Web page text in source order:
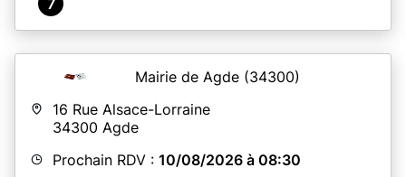
Mairie de Agde (34300)
16 Rue Alsace-Lorraine
34300 Agde
Prochain RDV : 10/08/2026 à 08:30